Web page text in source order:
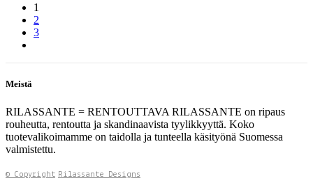
1
2
3
Meistä
RILASSANTE = RENTOUTTAVA RILASSANTE on ripaus
rouheutta, rentoutta ja skandinaavista tyylikkyyttä. Koko
tuotevalikoimamme on taidolla ja tunteella käsityönä Suomessa
valmistettu.
© Copyright Rilassante Designs